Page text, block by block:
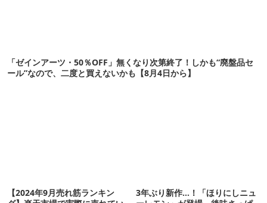
「ゼインアーツ・50％OFF」無くなり次第終了！しかも“廃盤品セ
ール”なので、二度と買えないかも【8月4日から】
【2024年9月売れ筋ランキン
3年ぶり新作…！「ほりにしニュ